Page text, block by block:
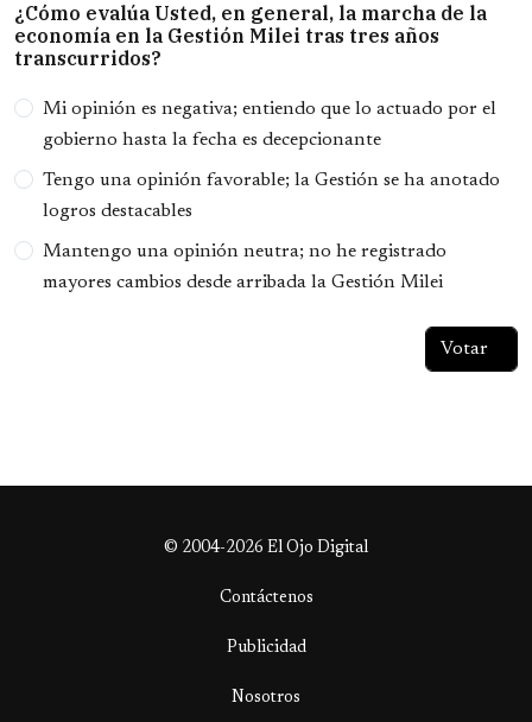
¿Cómo evalúa Usted, en general, la marcha de la
economía en la Gestión Milei tras tres años
transcurridos?
Opciones
Mi opinión es negativa; entiendo que lo actuado por el
gobierno hasta la fecha es decepcionante
Tengo una opinión favorable; la Gestión se ha anotado
logros destacables
Mantengo una opinión neutra; no he registrado
mayores cambios desde arribada la Gestión Milei
© 2004-2026 El Ojo Digital
Contáctenos
Publicidad
Nosotros